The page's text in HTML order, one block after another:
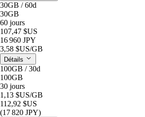
30GB / 60d
30GB
60 jours
107,47 $US
16 960 JPY
3,58 $US/GB
Détails
100GB / 30d
100GB
30 jours
1,13 $US/GB
112,92 $US
(17 820 JPY)